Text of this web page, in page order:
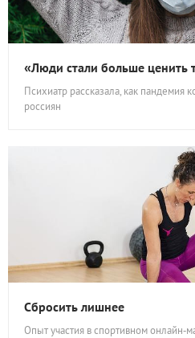
«Люди стали больше ценить
Психиатр рассказала, как пандемия
россиян
Сбросить лишнее
Опыт участия в спортивном